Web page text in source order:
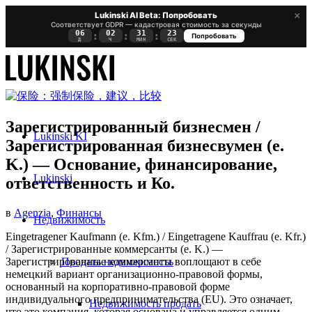
×
Lukinski AI Beta: Попробовать
Соответствует GDPR — кадастровая стоимость за секунды
06
Д : 02
Ч : 31
МИН : 23
СЕК
Попробовать
Lukinski KI
Lukinski
Недвижимость
Продать недвижимость
Недвижимость продать
Зарегистрированный бизнесмен /
Зарегистрированная бизнесвумен (e.
K.) — Основание, финансирование,
ответственность и Ко.
в Agenzia, Финансы
Eingetragener Kaufmann (e. Kfm.) / Eingetragene Kauffrau (e. Kfr.)
/ Зарегистрированные коммерсанты (e. K.) —
Зарегистрированные коммерсанты воплощают в себе
немецкий вариант организационно-правовой формы,
основанный на корпоративно-правовой форме
индивидуального предпринимательства (EU). Это означает,